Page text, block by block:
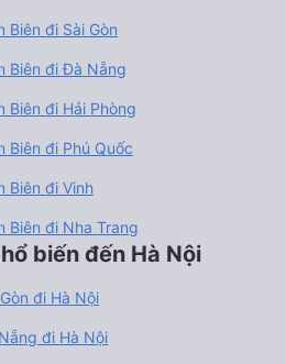
Biên đi Sài Gòn
Biên đi Đà Nẵng
Biên đi Hải Phòng
Biên đi Phú Quốc
Biên đi Vinh
Biên đi Nha Trang
biến đến Hà Nội
đi Hà Nội
đi Hà Nội